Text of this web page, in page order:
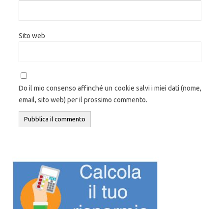
Sito web
Do il mio consenso affinché un cookie salvi i miei dati (nome,
email, sito web) per il prossimo commento.